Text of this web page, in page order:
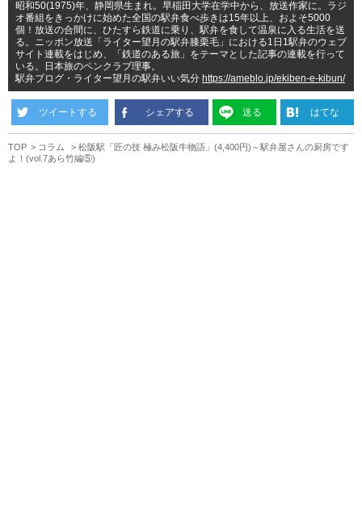
昭和50(1975)年、静岡県生まれ。早稲田大学在学中から、放送作家に。ラジ
オ番組をきっかけに始めた全国の駅弁食べ歩きは15年以上、およそ5000
個！放送の合間に、ひたすら鉄道に乗り、駅弁を食して温泉に入る生活を送
る。ニッポン放送「ライター望月の駅弁膝栗毛」における1日1駅弁のウェブ
サイト連載をはじめ、「鉄道のある旅」をテーマとした記事の連載を行って
いる。日本旅のペンクラブ理事。
駅弁ブログ・ライター望月の駅弁いい気分 https://ameblo.jp/ekiben-e-kibun/
ツイートする シェアする 送る はてな
TOP コラム
松阪駅「匠の技 極み松阪牛物語」(4,400円)～駅弁屋さんの厨房です
よ！(vol.7あら竹編⑤)